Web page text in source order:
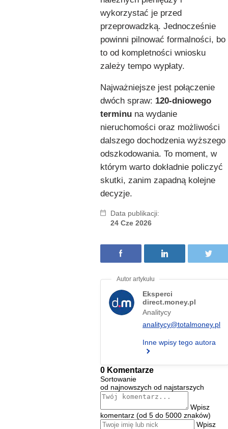
wykorzystać je przed
przeprowadzką. Jednocześnie
powinni pilnować formalności, bo
to od kompletności wniosku
zależy tempo wypłaty.
Najważniejsze jest połączenie
dwóch spraw: 120-dniowego
terminu na wydanie
nieruchomości oraz możliwości
dalszego dochodzenia wyższego
odszkodowania. To moment, w
którym warto dokładnie policzyć
skutki, zanim zapadną kolejne
decyzje.
Data publikacji:
24 Cze 2026
Eksperci
direct.money.pl
Analitycy
analitycy@totalmoney.pl
Inne wpisy tego autora
0 Komentarze
Sortowanie
od najnowszych od najstarszych
Wpisz
komentarz (od 5 do 5000 znaków)
Wpisz